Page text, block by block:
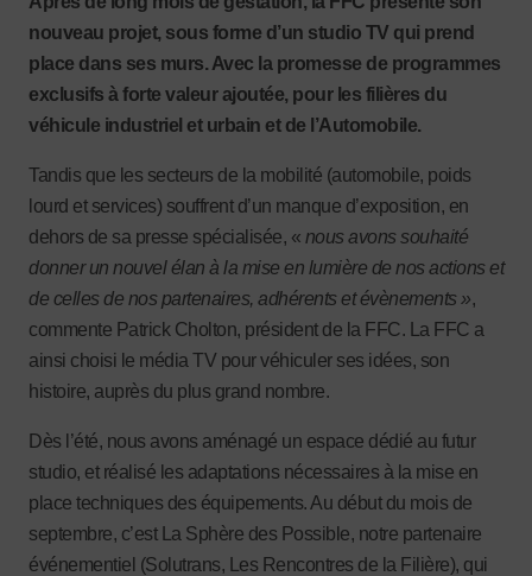
nouveau projet, sous forme d’un studio TV qui prend
place dans ses murs. Avec la promesse de programmes
exclusifs à forte valeur ajoutée, pour les filières du
véhicule industriel et urbain et de l’Automobile.
Tandis que les secteurs de la mobilité (automobile, poids
lourd et services) souffrent d’un manque d’exposition, en
dehors de sa presse spécialisée, « nous avons souhaité
donner un nouvel élan à la mise en lumière de nos actions et
de celles de nos partenaires, adhérents et évènements »,
commente Patrick Cholton, président de la FFC. La FFC a
ainsi choisi le média TV pour véhiculer ses idées, son
histoire, auprès du plus grand nombre.
Dès l’été, nous avons aménagé un espace dédié au futur
studio, et réalisé les adaptations nécessaires à la mise en
place techniques des équipements. Au début du mois de
septembre, c’est La Sphère des Possible, notre partenaire
événementiel (Solutrans, Les Rencontres de la Filière), qui